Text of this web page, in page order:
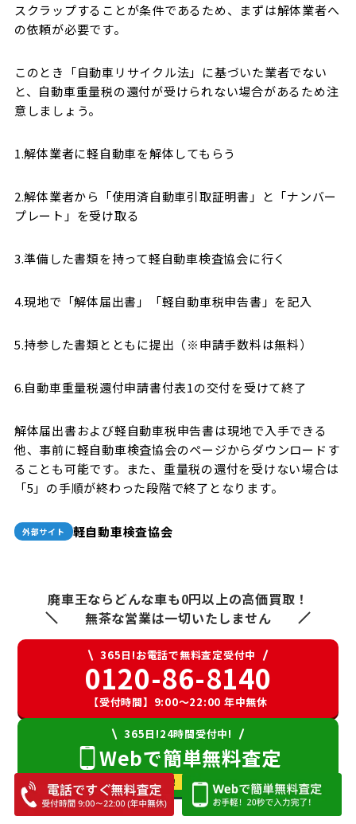
スクラップすることが条件であるため、まずは解体業者へ
の依頼が必要です。
このとき「自動車リサイクル法」に基づいた業者でない
と、自動車重量税の還付が受けられない場合があるため注
意しましょう。
1.解体業者に軽自動車を解体してもらう
2.解体業者から「使用済自動車引取証明書」と「ナンバー
プレート」を受け取る
3.準備した書類を持って軽自動車検査協会に行く
4.現地で「解体届出書」「軽自動車税申告書」を記入
5.持参した書類とともに提出（※申請手数料は無料）
6.自動車重量税還付申請書付表1の交付を受けて終了
解体届出書および軽自動車税申告書は現地で入手できる
他、事前に軽自動車検査協会のページからダウンロードす
ることも可能です。また、重量税の還付を受けない場合は
「5」の手順が終わった段階で終了となります。
外部サイト 軽自動車検査協会
廃車王ならどんな車も0円以上の高価買取！
無茶な営業は一切いたしません
365日!お電話で無料査定受付中
0120-86-8140
【受付時間】9:00〜22:00 年中無休
365日!24時間受付中!
Webで簡単無料査定
カンタンお手軽！ 20秒で入力完了!